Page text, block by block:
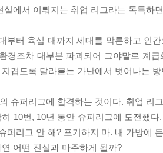
실에서 이뤄지는 취업 리그라는 독특하
부터 육십 대까지 세대를 막론하고 인
경조차 대부분 파괴되어 그야말로 계
겹도록 달라붙는 가난에서 벗어나는
슈퍼리그에 합격하는 것이다. 취업 리
히 10번, 10년 동안 슈퍼리그에 도전했
퍼리그 안 해? 포기하지 마. 내 가방에
연 어떤 진실과 마주하게 될까?